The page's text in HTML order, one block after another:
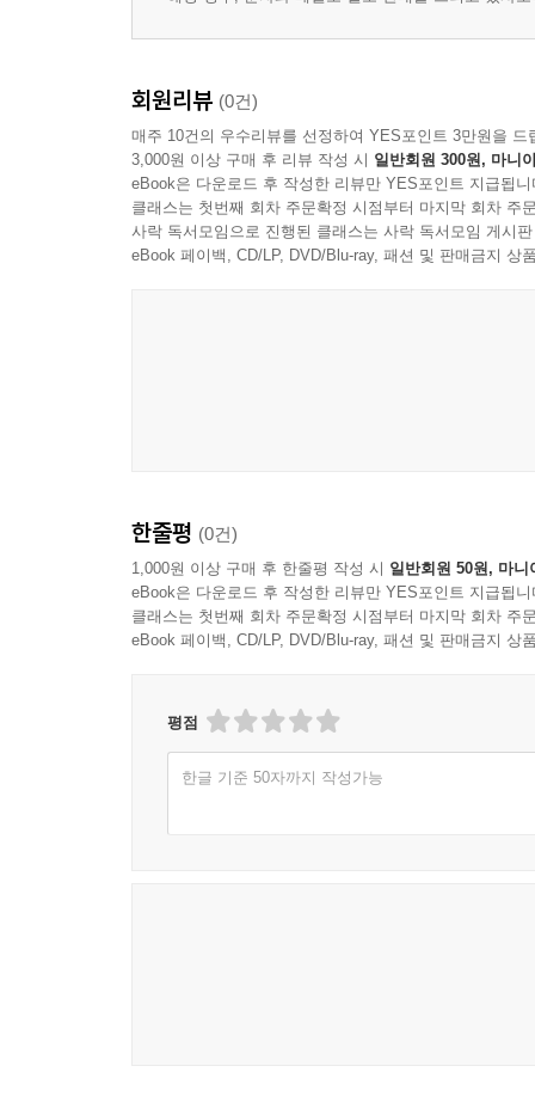
회원리뷰 (0건)
매주 10건의 우수리뷰를 선정하여 YES포인트 3만원을 드
3,000원 이상 구매 후 리뷰 작성 시 일반회원 300원, 마니
eBook은 다운로드 후 작성한 리뷰만 YES포인트 지급됩니
클래스는 첫번째 회차 주문확정 시점부터 마지막 회차 주
사락 독서모임으로 진행된 클래스는 사락 독서모임 게시
eBook 페이백, CD/LP, DVD/Blu-ray, 패션 및 판매금지 상
한줄평 (0건)
1,000원 이상 구매 후 한줄평 작성 시 일반회원 50원, 마니
eBook은 다운로드 후 작성한 리뷰만 YES포인트 지급됩니
클래스는 첫번째 회차 주문확정 시점부터 마지막 회차 주
eBook 페이백, CD/LP, DVD/Blu-ray, 패션 및 판매금지 상
평점
한글 기준 50자까지 작성가능